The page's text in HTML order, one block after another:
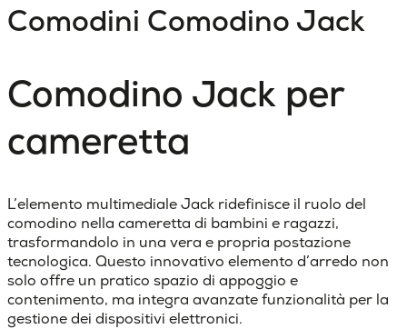
Comodini Comodino Jack
Comodino Jack per
cameretta
L’elemento multimediale Jack ridefinisce il ruolo del
comodino nella cameretta di bambini e ragazzi,
trasformandolo in una vera e propria postazione
tecnologica. Questo innovativo elemento d’arredo non
solo offre un pratico spazio di appoggio e
contenimento, ma integra avanzate funzionalità per la
gestione dei dispositivi elettronici.